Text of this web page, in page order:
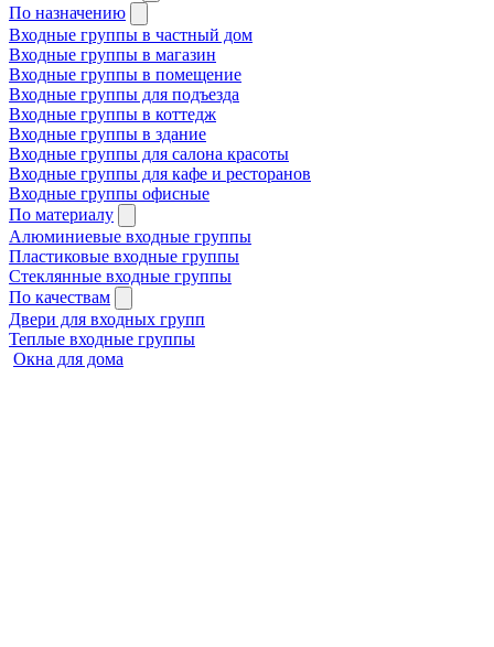
По назначению
Входные группы в частный дом
Входные группы в магазин
Входные группы в помещение
Входные группы для подъезда
Входные группы в коттедж
Входные группы в здание
Входные группы для салона красоты
Входные группы для кафе и ресторанов
Входные группы офисные
По материалу
Алюминиевые входные группы
Пластиковые входные группы
Стеклянные входные группы
По качествам
Двери для входных групп
Теплые входные группы
Окна для дома